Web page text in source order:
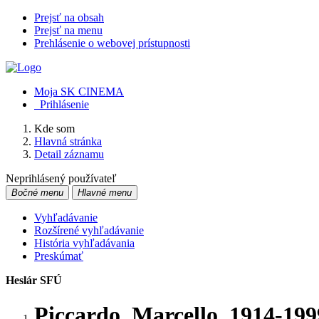
Prejsť na obsah
Prejsť na menu
Prehlásenie o webovej prístupnosti
Moja SK CINEMA
Prihlásenie
Kde som
Hlavná stránka
Detail záznamu
Neprihlásený používateľ
Bočné menu Hlavné menu
Vyhľadávanie
Rozšírené vyhľadávanie
História vyhľadávania
Preskúmať
Heslár SFÚ